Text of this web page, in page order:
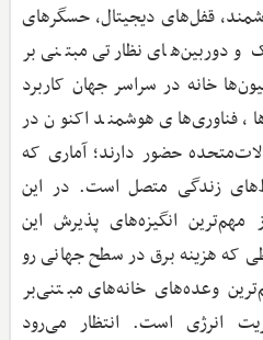
قفل‌های دیجیتال، حسگرهای
و دوربین‌های نظارتی مبتنی بر
خانه در سراسر جهان کاربرد
فناوری‌های هوشمند اکنون در
ایالات‌متحده حضور دارند؛ آماری که
زندگی متصل است. در این
مهم‌ترین انگیزه‌های پذیرش این
که هزینه برق در سطح جهانی رو
وعده‌های خانه‌های مبتنی‌بر
انرژی است. انتظار می‌رود